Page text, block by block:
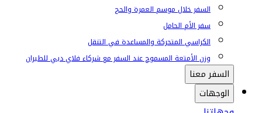
السفر خلال موسم العمرة والحج
سفر الأم الحامل
الكراسي المتحركة والمساعدة في التنقل
وزن الأمتعة المسموح عند السفر مع شركاء فلاي دبي للطيران
السفر معنا
الوجهات